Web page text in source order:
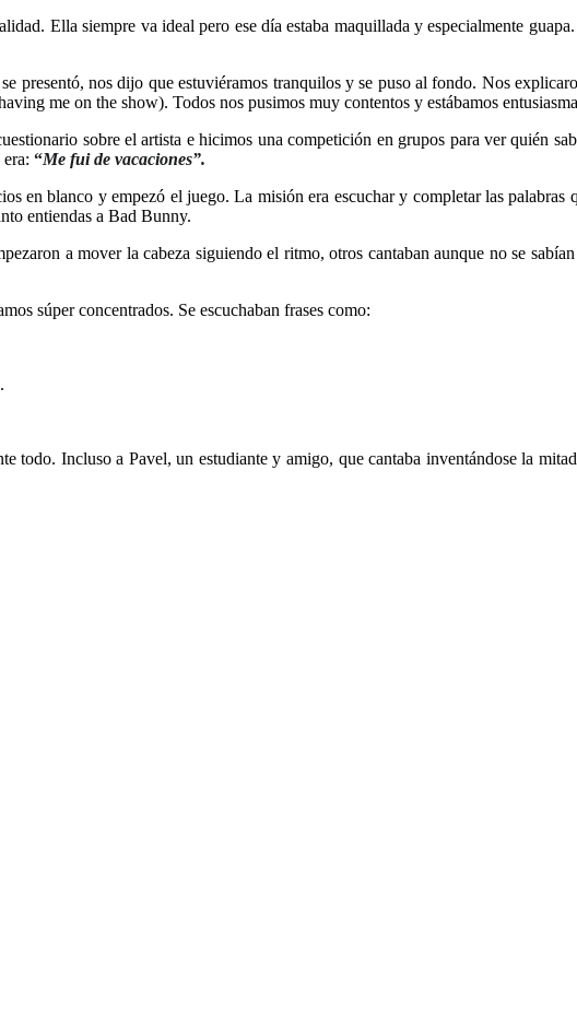
Ella siempre va ideal pero ese día estaba maquillada y especialmente
presentó, nos dijo que estuviéramos tranquilos y se puso al fondo. Nos
me on the show). Todos nos pusimos muy contentos y estábamos
sobre el artista e hicimos una competición en grupos para ver quién
“Me fui de vacaciones”.
en blanco y empezó el juego. La misión era escuchar y completar las palabras
entiendas a Bad Bunny.
a mover la cabeza siguiendo el ritmo, otros cantaban aunque no se
súper concentrados. Se escuchaban frases como:
todo. Incluso a Pavel, un estudiante y amigo, que cantaba inventándose la